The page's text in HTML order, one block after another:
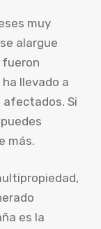
muy
alargue
fueron
llevado a
afectados. Si
más.
es la